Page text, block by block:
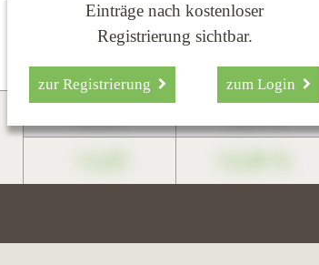
Einträge nach kostenloser
Registrierung sichtbar.
zur Registrierung zum Login
89,01 7,89 %
+1,23 +2,34 %